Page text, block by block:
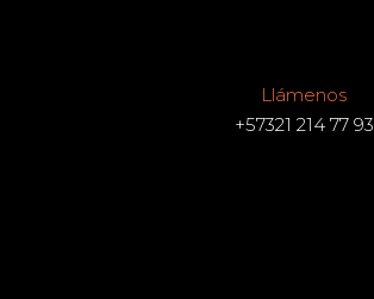
Llámenos
+57321 214 77 93